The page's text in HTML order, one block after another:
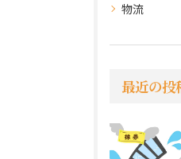
物流
最近の投